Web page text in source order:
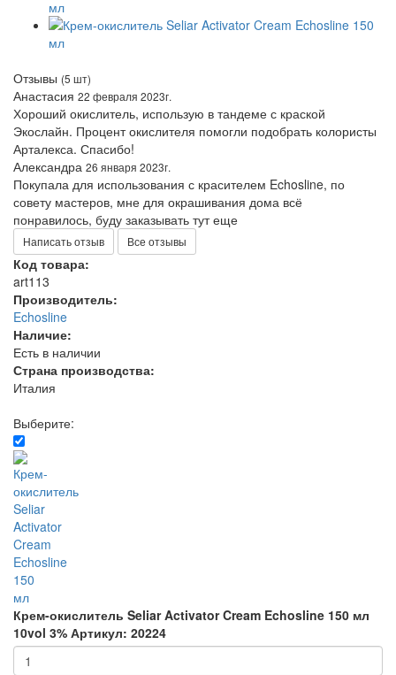
Отзывы (5 шт)
Анастасия 22 февраля 2023г.
Хороший окислитель, использую в тандеме с краской
Экослайн. Процент окислителя помогли подобрать колористы
Арталекса. Спасибо!
Александра 26 января 2023г.
Покупала для использования с красителем Echosline, по
совету мастеров, мне для окрашивания дома всё
понравилось, буду заказывать тут еще
Написать отзыв Все отзывы
Код товара:
art113
Производитель:
Echosline
Наличие:
Есть в наличии
Страна производства:
Италия
Выберите:
Крем-окислитель Seliar Activator Cream Echosline 150 мл
10vol 3% Артикул: 20224